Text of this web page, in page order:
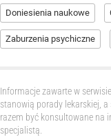
Doniesienia naukowe
Zaburzenia psychiczne
Informacje zawarte w
stanowią porady lekarskiej,
razem być konsultowane na
specjalistą.